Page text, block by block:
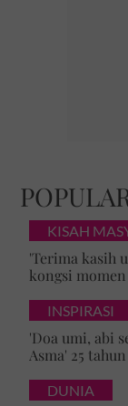
KISAH
'Terima kasih
kongsi
INSPIRASI
'Doa umi, abi
Asma' 25
DUNIA